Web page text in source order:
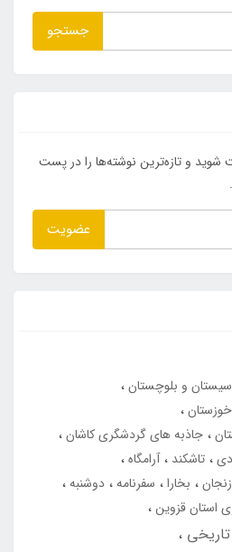
جستجو
شوید و تازه‌ترین نوشته‌ها را در پست
عضویت
و بلوچستان
جاذبه های گردشگری کاشان
تاشکند
آرامگاه
بخارا سفرنامه دوشنبه
استان قزوین
تاریخی